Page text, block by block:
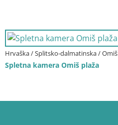
Hrvaška / Splitsko-dalmatinska / Omiš
Spletna kamera Omiš plaža